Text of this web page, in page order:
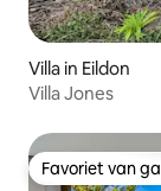
Villa in Eildon
Villa Jones
Favoriet van
Favoriet van